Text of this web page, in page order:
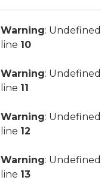
Warning:
line 10
Warning:
line 11
Warning:
line 12
Warning:
line 13